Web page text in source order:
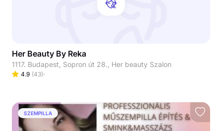
Her Beauty By Reka
1117. Budapest, Sopron út 28., Her beauty Szalon
4.9 (43)
SZEMPILLA